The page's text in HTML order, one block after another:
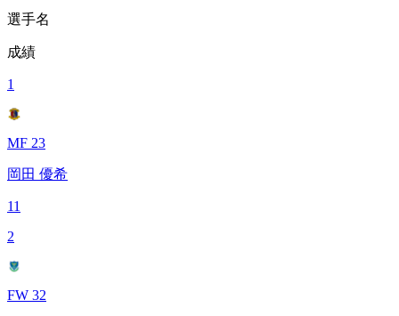
選手名
成績
1
MF 23
岡田 優希
11
2
FW 32